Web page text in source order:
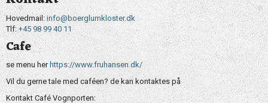
Hovedmail: info@boerglumkloster.dk
Tlf: +45 98 99 40 11
Cafe
se menu herhttps://www.fruhansen.dk/
Vil du gerne tale med caféen? de kan kontaktes på
Kontakt Café Vognporten: